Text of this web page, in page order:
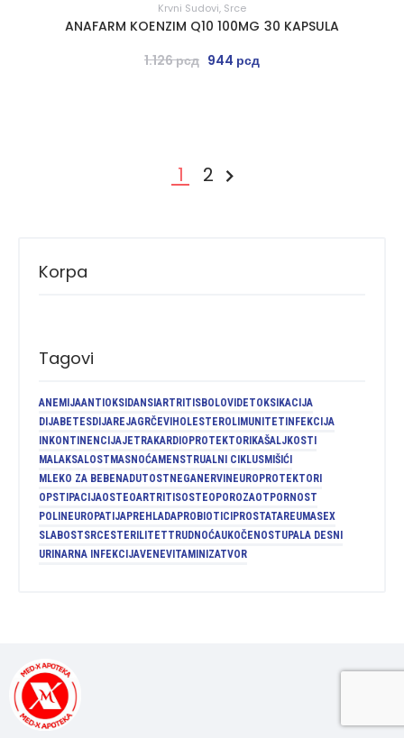
Krvni Sudovi, Srce
ANAFARM KOENZIM Q10 100MG 30 KAPSULA
1.126рсд 944 рсд
1 2
Korpa
Tagovi
ANEMIJAANTIOKSIDANSIARTRITISBOLOVI DETOKSIKACIJA
DIJABETESDIJAREJAGRČEVI HOLESTEROL IMUNITET INFEKCIJA
INKONTINENCIJAJETRAKARDIOPROTEKTORI KAŠALJKOSTI
MALAKSALOST MASNOĆAMENSTRUALNI CIKLUSMIŠIĆI
MLEKO ZA BEBE NADUTOST NEGANERVI NEUROPROTEKTORI
OPSTIPACIJAOSTEOARTRITISOSTEOPOROZAOTPORNOST
POLINEUROPATIJAPREHLADAPROBIOTICI PROSTATAREUMASEX
SLABOSTSRCESTERILITETTRUDNOĆAUKOČENOSTUPALA DESNI
URINARNA INFEKCIJAVENEVITAMINI ZATVOR